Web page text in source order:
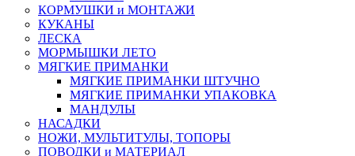
КОРМУШКИ и МОНТАЖИ
КУКАНЫ
ЛЕСКА
МОРМЫШКИ ЛЕТО
МЯГКИЕ ПРИМАНКИ
МЯГКИЕ ПРИМАНКИ ШТУЧНО
МЯГКИЕ ПРИМАНКИ УПАКОВКА
МАНДУЛЫ
НАСАДКИ
НОЖИ, МУЛЬТИТУЛЫ, ТОПОРЫ
ПОВОДКИ и МАТЕРИАЛ